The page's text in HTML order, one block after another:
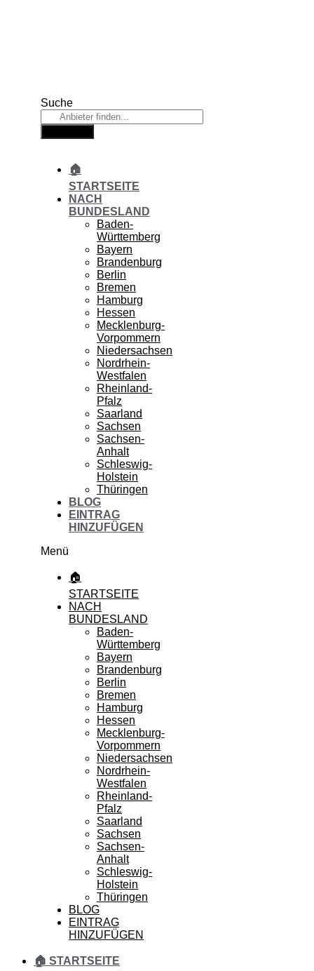
Suche
🏠
STARTSEITE
NACH
BUNDESLAND
Baden-
Württemberg
Bayern
Brandenburg
Berlin
Bremen
Hamburg
Hessen
Mecklenburg-
Vorpommern
Niedersachsen
Nordrhein-
Westfalen
Rheinland-
Pfalz
Saarland
Sachsen
Sachsen-
Anhalt
Schleswig-
Holstein
Thüringen
BLOG
EINTRAG
HINZUFÜGEN
Menü
🏠
STARTSEITE
NACH
BUNDESLAND
Baden-
Württemberg
Bayern
Brandenburg
Berlin
Bremen
Hamburg
Hessen
Mecklenburg-
Vorpommern
Niedersachsen
Nordrhein-
Westfalen
Rheinland-
Pfalz
Saarland
Sachsen
Sachsen-
Anhalt
Schleswig-
Holstein
Thüringen
BLOG
EINTRAG
HINZUFÜGEN
🏠 STARTSEITE